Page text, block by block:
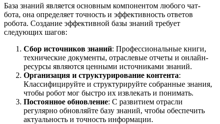
База знаний является основным компонентом любого чат-
бота, она определяет точность и эффективность ответов
робота. Создание эффективной базы знаний требует
следующих шагов:
Сбор источников знаний: Профессиональные книги,
технические документы, отраслевые отчеты и онлайн-
ресурсы являются ценными источниками знаний.
Организация и структурирование контента:
Классифицируйте и структурируйте собранные знания,
чтобы робот мог быстро их извлекать и понимать.
Постоянное обновление: С развитием отрасли
регулярно обновляйте базу знаний, чтобы обеспечить
актуальность и точность информации.